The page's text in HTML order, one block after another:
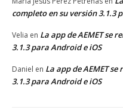
completo en su versión 3.1.3
Velia en La app de AEMET se
3.1.3 para Android e iOS
Daniel en La app de AEMET
3.1.3 para Android e iOS